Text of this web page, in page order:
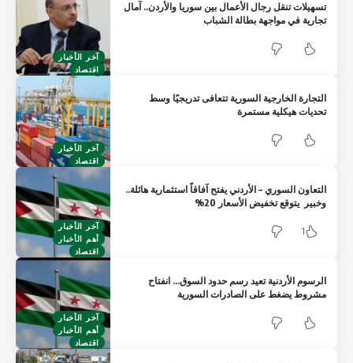
آخر الأخبار
اقتصاد
تسهيلات تنقل رجال الأعمال بين سوريا والأردن.. آمال
تجارية في مواجهة بطالة الشباب
آخر الأخبار
اقتصاد
التجارة الخارجية السورية تتعافى تدريجيًا وسط
تحديات هيكلية مستمرة
آخر الأخبار
أهم الأخبار
اقتصاد
التعاون السوري – الأردني يفتح آفاقاً استثمارية هائلة..
وخبير يتوقع تخفيض الأسعار 20%
1
آخر الأخبار
أهم الأخبار
اقتصاد
الرسوم الأردنية تعيد رسم حدود السوق… انفتاح
مشروط يضغط على الصادرات السورية